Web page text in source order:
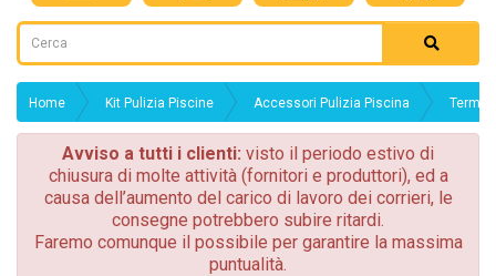
Home Kit Pulizia Piscine Accessori Pulizia Piscina
Avviso a tutti i clienti: visto il periodo estivo di
chiusura di molte attività (fornitori e produttori), ed a
causa dell’aumento del carico di lavoro dei corrieri, le
consegne potrebbero subire ritardi.
Faremo comunque il possibile per garantire la massima
puntualità.